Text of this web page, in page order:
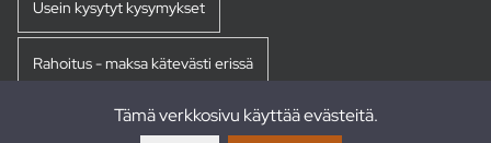
Usein kysytyt kysymykset
Rahoitus - maksa kätevästi erissä
Tämä verkkosivu käyttää evästeitä.